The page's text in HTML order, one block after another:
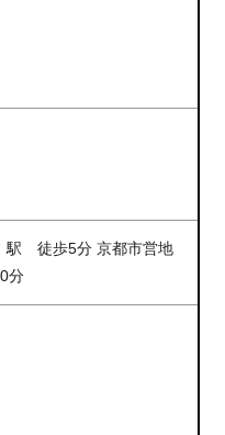
駅 徒歩5分 京都市営地
分